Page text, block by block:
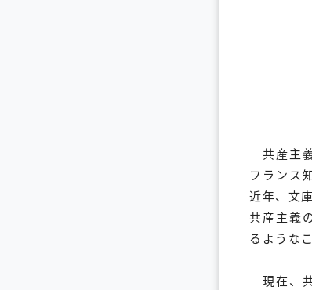
共産主
フランス
近年、文
共産主義
るような
現在、